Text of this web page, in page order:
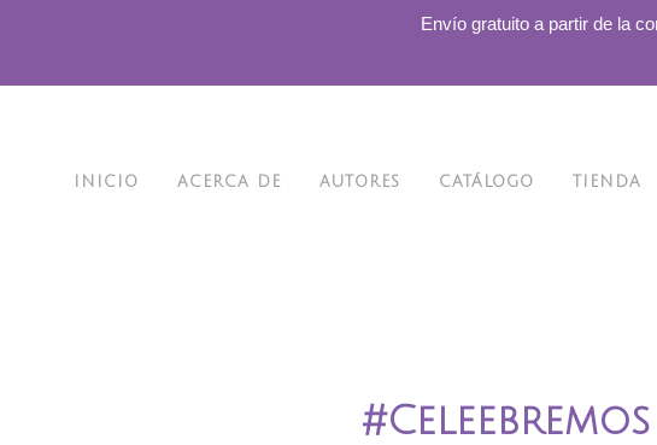
Envío gratuito a partir de la
INICIO ACERCA DE AUTORES CATÁLOGO TIENDA